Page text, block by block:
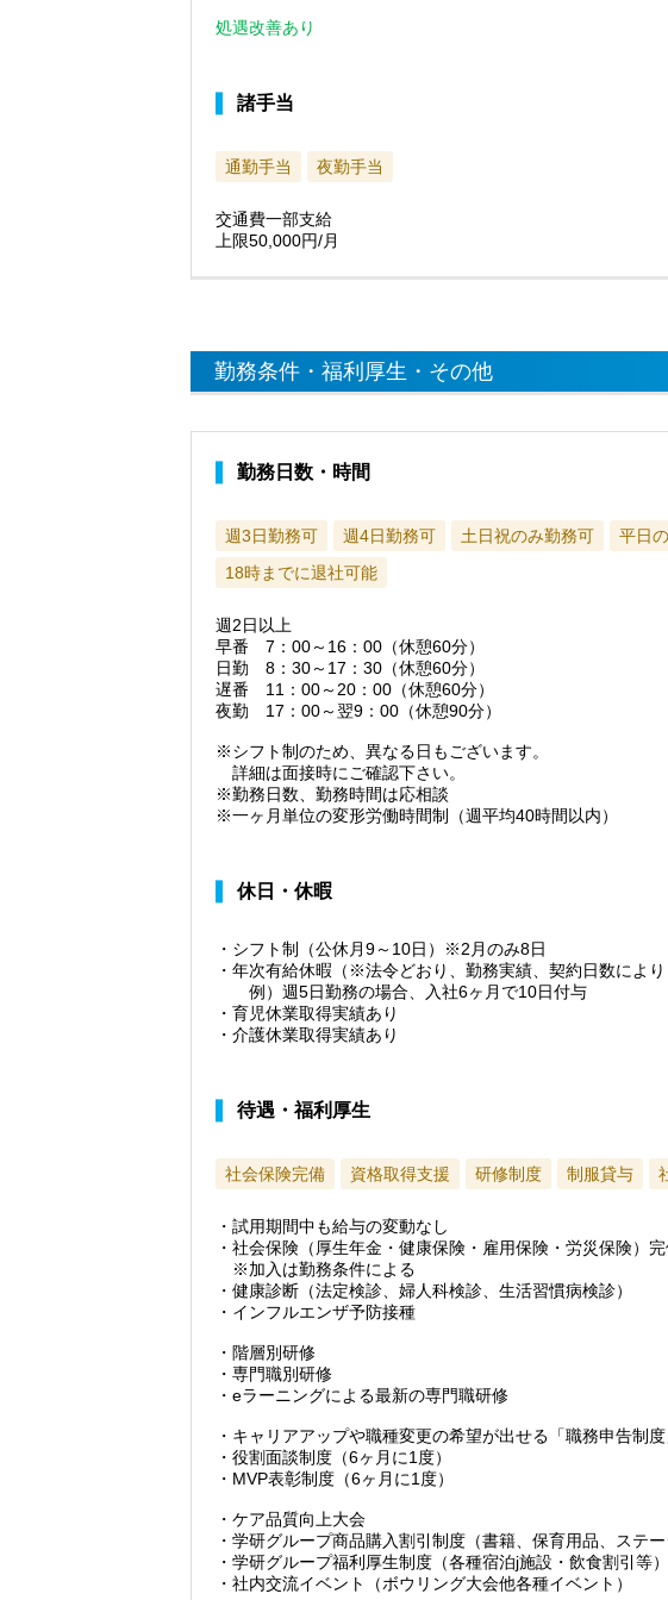
処遇改善あり
諸手当
通勤手当 夜勤手当
交通費一部支給
上限50,000円/月
勤務条件・福利厚生・その他
勤務日数・時間
週3日勤務可 週4日勤務可 土日祝のみ勤務可 平日
18時までに退社可能
週2日以上
早番 7：00～16：00（休憩60分）
日勤 8：30～17：30（休憩60分）
遅番 11：00～20：00（休憩60分）
夜勤 17：00～翌9：00（休憩90分）
※シフト制のため、異なる日もございます。
詳細は面接時にご確認下さい。
※勤務日数、勤務時間は応相談
※一ヶ月単位の変形労働時間制（週平均40時間以内）
休日・休暇
・シフト制（公休月9～10日）※2月のみ8日
・年次有給休暇（※法令どおり、勤務実績、契約日数により
例）週5日勤務の場合、入社6ヶ月で10日付与
・育児休業取得実績あり
・介護休業取得実績あり
待遇・福利厚生
社会保険完備 資格取得支援 研修制度 制服貸与
・試用期間中も給与の変動なし
・社会保険（厚生年金・健康保険・雇用保険・労災保険）
※加入は勤務条件による
・健康診断（法定検診、婦人科検診、生活習慣病検診）
・インフルエンザ予防接種
・階層別研修
・専門職別研修
・eラーニングによる最新の専門職研修
・キャリアアップや職種変更の希望が出せる「職務申告制度
・役割面談制度（6ヶ月に1度）
・MVP表彰制度（6ヶ月に1度）
・ケア品質向上大会
・学研グループ商品購入割引制度（書籍、保育用品、ステー
・学研グループ福利厚生制度（各種宿泊j施設・飲食割引等）
・社内交流イベント（ボウリング大会他各種イベント）